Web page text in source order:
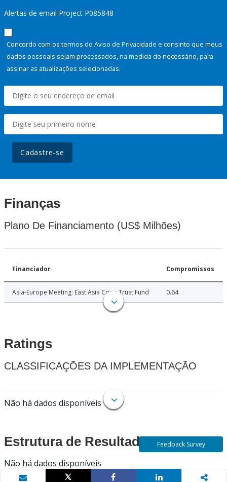
Alertas de email Project P085848
Concordo com os termos do Aviso de Privacidade e consinto que meus
dados pessoais sejam processados, na medida do necessário, para
assinar as atualizações selecionadas.
Cadastre-se
Finanças
Plano De Financiamento (US$ Milhões)
Financiador Compromissos
Asia-Europe Meeting: East Asia Crisis Trust Fund 0.64
Ratings
CLASSIFICAÇÕES DA IMPLEMENTAÇÃO
Não há dados disponíveis
Estrutura de Resultados
Não há dados disponíveis
Feedback Survey